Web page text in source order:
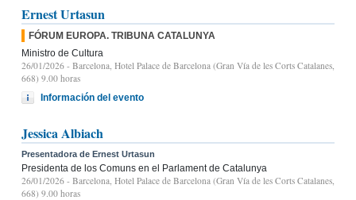
Ernest Urtasun
FÓRUM EUROPA. TRIBUNA CATALUNYA
Ministro de Cultura
26/01/2026 - Barcelona, Hotel Palace de Barcelona (Gran Vía de les Corts Catalanes,
668) 9.00 horas
Información del evento
Jessica Albiach
Presentadora de Ernest Urtasun
Presidenta de los Comuns en el Parlament de Catalunya
26/01/2026 - Barcelona, Hotel Palace de Barcelona (Gran Vía de les Corts Catalanes,
668) 9.00 horas